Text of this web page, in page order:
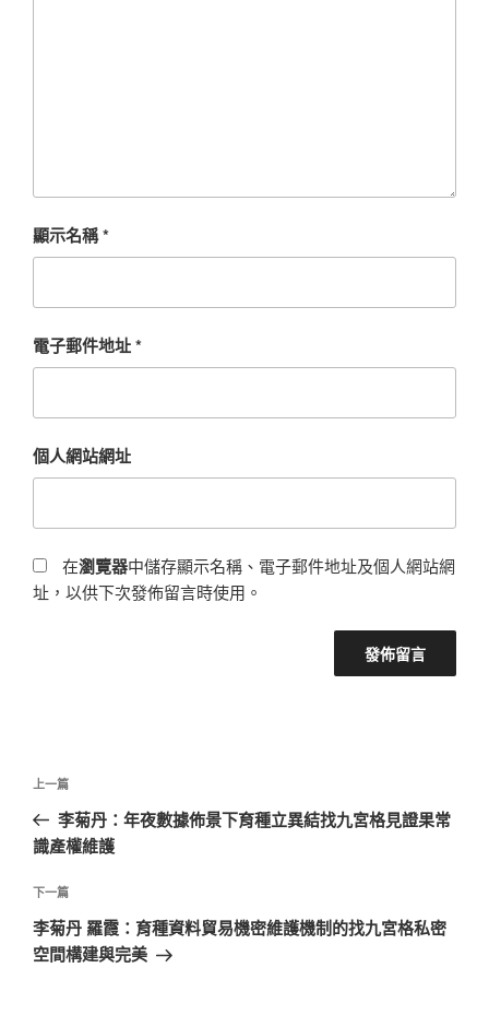
顯示名稱*
電子郵件地址*
個人網站網址
在瀏覽器中儲存顯示名稱、電子郵件地址及個人網站網
址，以供下次發佈留言時使用。
文
導
覽
上
一
篇
章
上一篇
李菊丹：年夜數據佈景下育種立異結找九宮格見證果常
識產權維護
下
一
篇
下一篇
李菊丹 羅霞：育種資料貿易機密維護機制的找九宮格私密
空間構建與完美